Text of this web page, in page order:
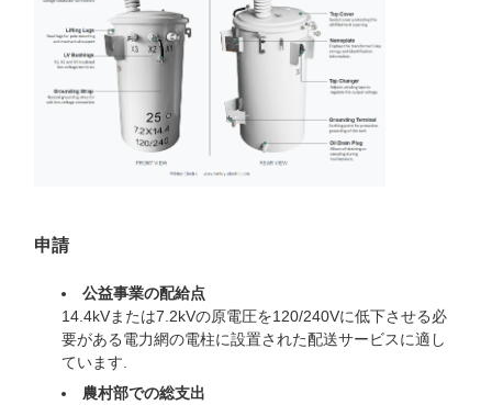
申請
公益事業の配給点
14.4kVまたは7.2kVの原電圧を120/240Vに低下させる必
要がある電力網の電柱に設置された配送サービスに適し
ています.
農村部での総支出